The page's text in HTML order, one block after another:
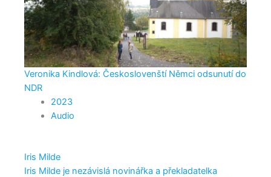
Veronika Kindlová: Českoslovenští Němci odsunutí do
NDR
2023
Audio
Iris Milde
Iris Milde je nezávislá novinářka a překladatelka